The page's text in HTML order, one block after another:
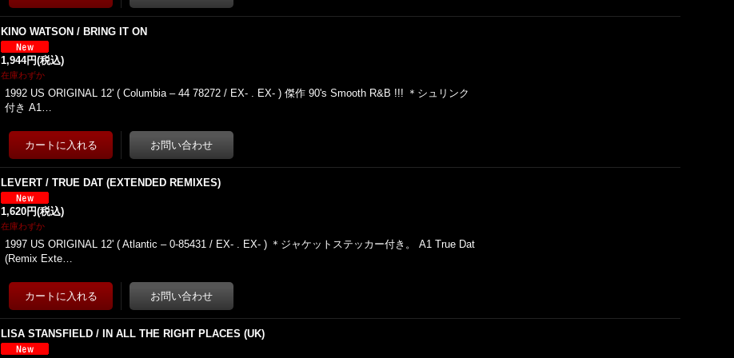
KINO WATSON / BRING IT ON
1,944円(税込)
在庫わずか
1992 US ORIGINAL 12' ( Columbia – 44 78272 / EX- . EX- ) 傑作 90's Smooth R&B !!! ＊シュリンク
付き A1…
LEVERT / TRUE DAT (EXTENDED REMIXES)
1,620円(税込)
在庫わずか
1997 US ORIGINAL 12' ( Atlantic – 0-85431 / EX- . EX- ) ＊ジャケットステッカー付き。 A1 True Dat
(Remix Exte…
LISA STANSFIELD / IN ALL THE RIGHT PLACES (UK)